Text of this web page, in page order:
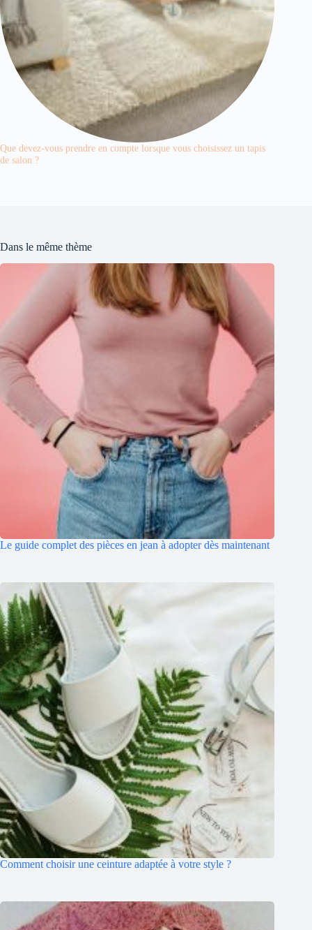
Que devez-vous prendre en compte lorsque vous choisissez un tapis
de salon ?
Dans le même thème
Le guide complet des pièces en jean à adopter dès maintenant
Comment choisir une ceinture adaptée à votre style ?